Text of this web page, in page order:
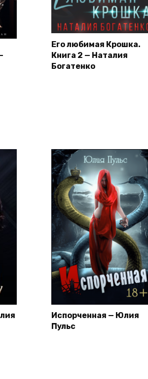
Его любимая Крошка.
Книга 2 — Наталия
Богатенко
Испорченная — Юлия
Пульс